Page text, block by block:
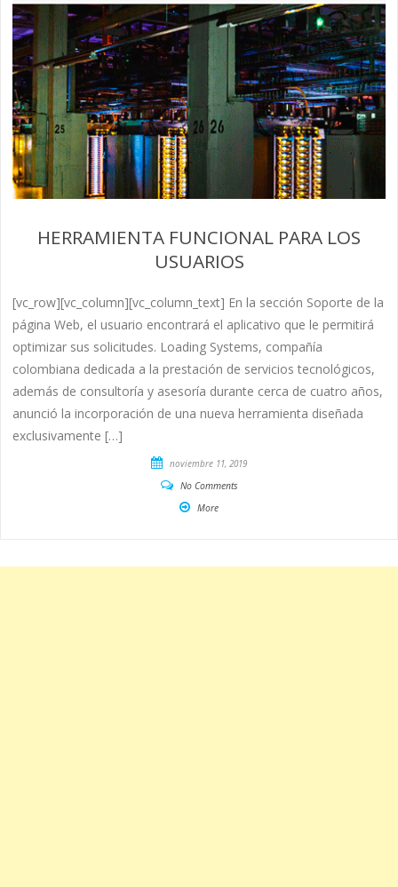
HERRAMIENTA FUNCIONAL PARA LOS
USUARIOS
[vc_row][vc_column][vc_column_text] En la sección Soporte de la
página Web, el usuario encontrará el aplicativo que le permitirá
optimizar sus solicitudes. Loading Systems, compañía
colombiana dedicada a la prestación de servicios tecnológicos,
además de consultoría y asesoría durante cerca de cuatro años,
anunció la incorporación de una nueva herramienta diseñada
exclusivamente […]
noviembre 11, 2019
No Comments
More